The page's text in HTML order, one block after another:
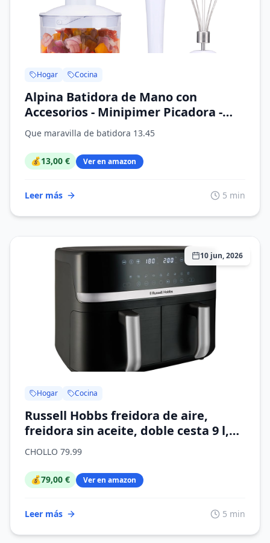
Hogar Cocina
Alpina Batidora de Mano con
Accesorios - Minipimer Picadora -
Batidora Brazo - Licuadora de Mano -
Multifunción 400 W - Blanco
Que maravilla de batidora 13.45
💰13,00 € Ver en amazon
Leer más 5 min
10 jun, 2026
Hogar Cocina
Russell Hobbs freidora de aire,
freidora sin aceite, doble cesta 9 l,
Air Fryer, ruido reducido, 9
táctil, cestos aptos para lavavajillas,
2800 W, Satisfry 27681-56
CHOLLO 79.99
💰79,00 € Ver en amazon
Leer más 5 min